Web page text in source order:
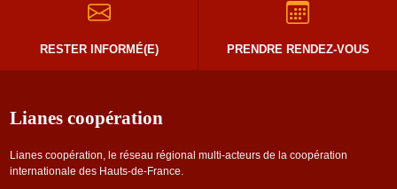
RESTER INFORMÉ(E) PRENDRE RENDEZ-VOUS
Lianes coopération
Lianes coopération, le réseau régional multi-acteurs de la coopération
internationale des Hauts-de-France.